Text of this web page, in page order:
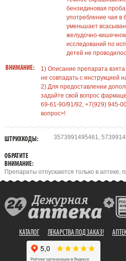
бензидиновая
употребление чая в
уменьшает
желудочно-
исследований по
детей не
ВНИМАНИЕ:
1) Описание препарата
не совпадать с инструкцией
2) Для предоставлении
задайте свой вопрос
69-61-90/91/92, +7(929) 945-
вопрос>!
ШТРИХКОДЫ: 3573991495461,
ОБРАТИТЕ
ВНИМАНИЕ:
Препараты отпускаются только в аптеке,
КАТАЛОГ ЛЕКАРСТВА ПОД ЗАКАЗ!